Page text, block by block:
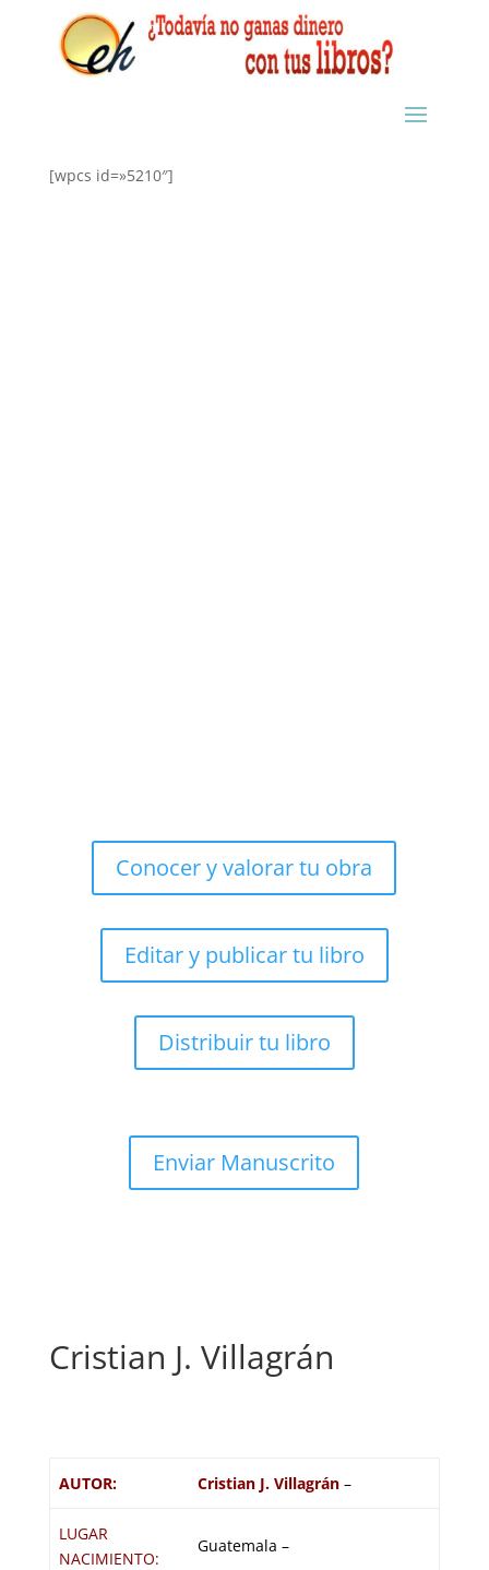
[wpcs id=»5210″]
Conocer y valorar tu obra
Editar y publicar tu libro
Distribuir tu libro
Enviar Manuscrito
Cristian J. Villagrán
AUTOR: Cristian J. Villagrán –
LUGAR
NACIMIENTO:
Guatemala –